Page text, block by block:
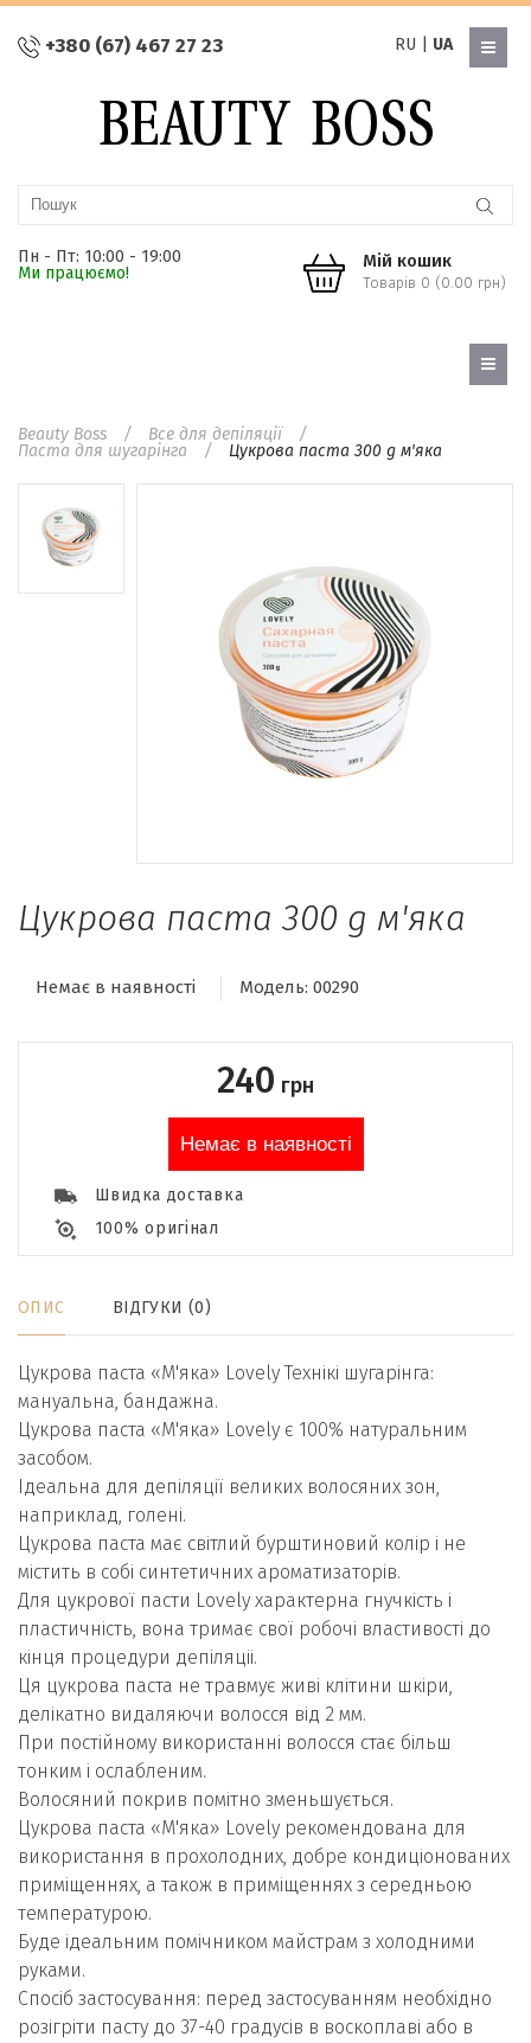
+380 (67) 467 27 23 RU UA
Пн - Пт: 10:00 - 19:00
Ми працюємо!
Мій кошик
Товарів 0 (0.00 грн)
Beauty Boss
Все для депіляції
Паста для шугарінга
Цукрова паста 300 g м'яка
Цукрова паста 300 g м'яка
Немає в наявності Модель: 00290
240 грн
Немає в наявності
Швидка доставка
100% оригінал
ОПИС ВІДГУКИ (0)
Цукрова паста «М'яка» Lovely Технікі шугарінга:
мануальна, бандажна.
Цукрова паста «М'яка» Lovely є 100% натуральним
засобом.
Ідеальна для депіляції великих волосяних зон,
наприклад, голені.
Цукрова паста має світлий бурштиновий колір і не
містить в собі синтетичних ароматизаторів.
Для цукрової пасти Lovely характерна гнучкість і
пластичність, вона тримає свої робочі властивості до
кінця процедури депіляціі.
Ця цукрова паста не травмує живі клітини шкіри,
делікатно видаляючи волосся від 2 мм.
При постійному використанні волосся стає більш
тонким і ослабленим.
Волосяний покрив помітно зменьшується.
Цукрова паста «М'яка» Lovely рекомендована для
використання в прохолодних, добре кондиціонованих
приміщеннях, а також в приміщеннях з середньою
температурою.
Буде ідеальним помічником майстрам з холодними
руками.
Спосіб застосування: перед застосуванням необхідно
розігріти пасту до 37-40 градусів в воскоплаві або в